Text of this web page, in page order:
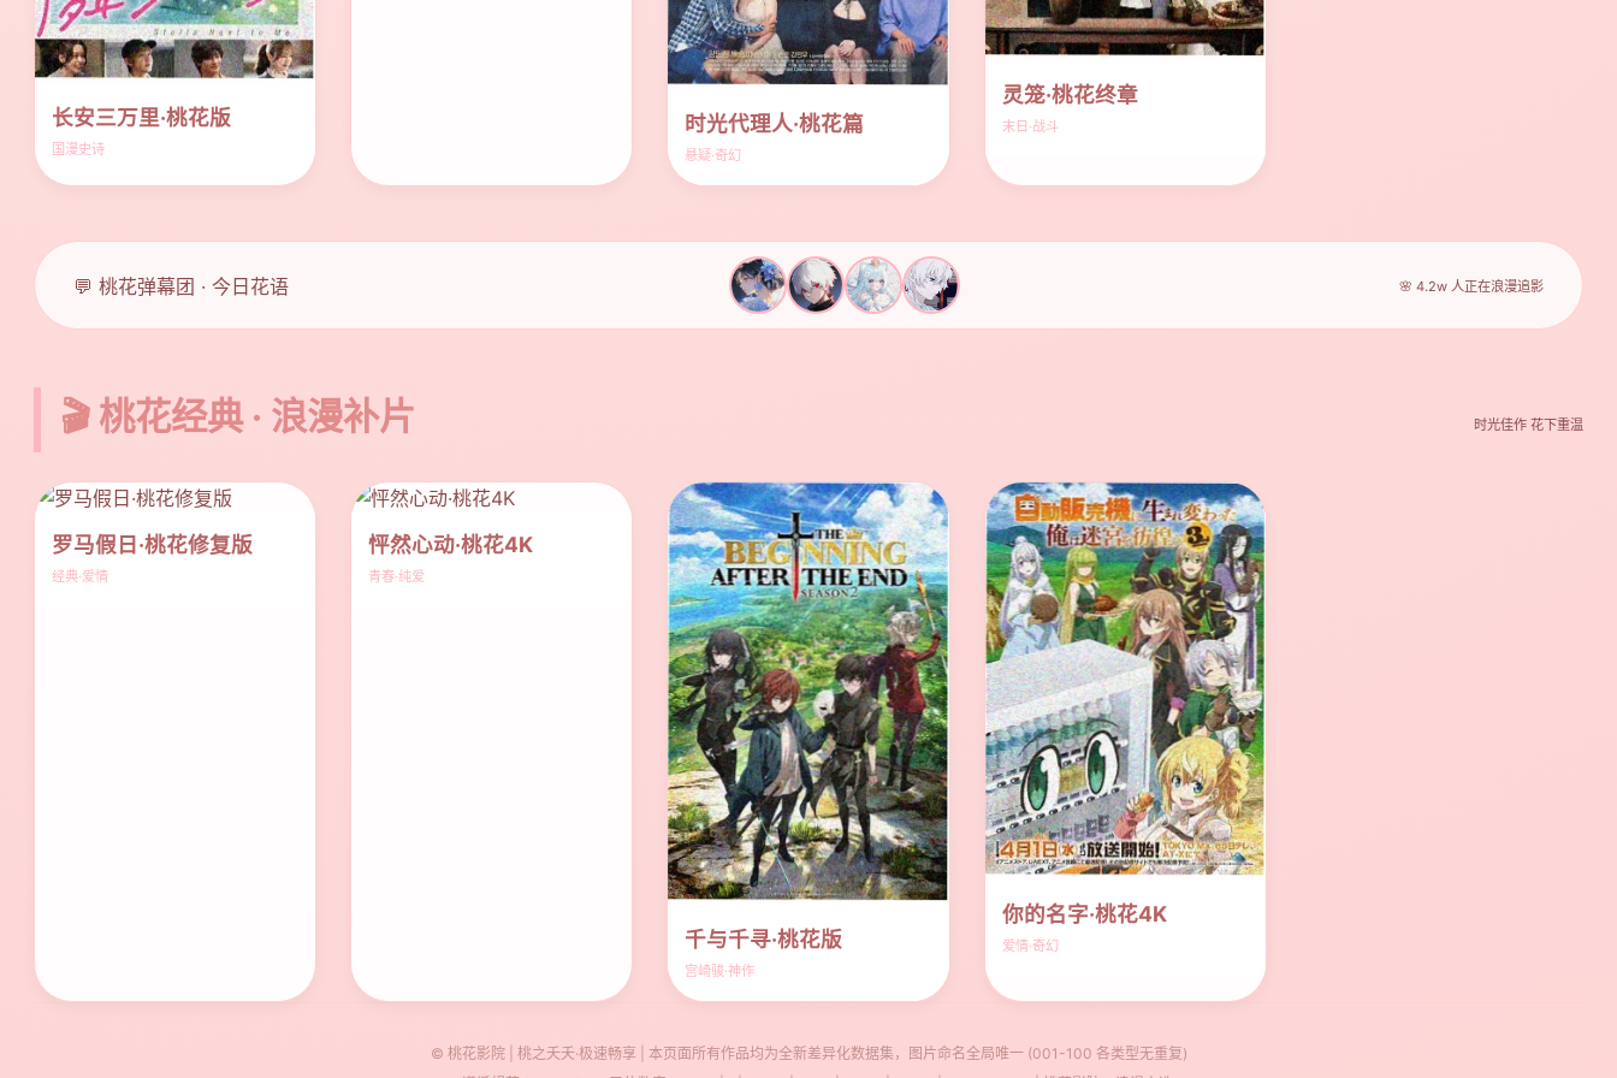
长安三万里·桃花版
国漫史诗
时光代理人·桃花篇
悬疑·奇幻
灵笼·桃花终章
末日·战斗
💬 桃花弹幕团 · 今日花语 🌸 4.2w 人正在浪漫追影
🎬 桃花经典 · 浪漫补片 时光佳作 花下重温
罗马假日·桃花修复版
经典·爱情
怦然心动·桃花4K
青春·纯爱
千与千寻·桃花版
宫崎骏·神作
你的名字·桃花4K
爱情·奇幻
© 桃花影院 | 桃之夭夭·极速畅享 | 本页面所有作品均为全新差异化数据集，图片命名全局唯一 (001-100 各类型无重复)